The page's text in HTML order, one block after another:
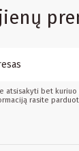
atsisakyti bet
rasite